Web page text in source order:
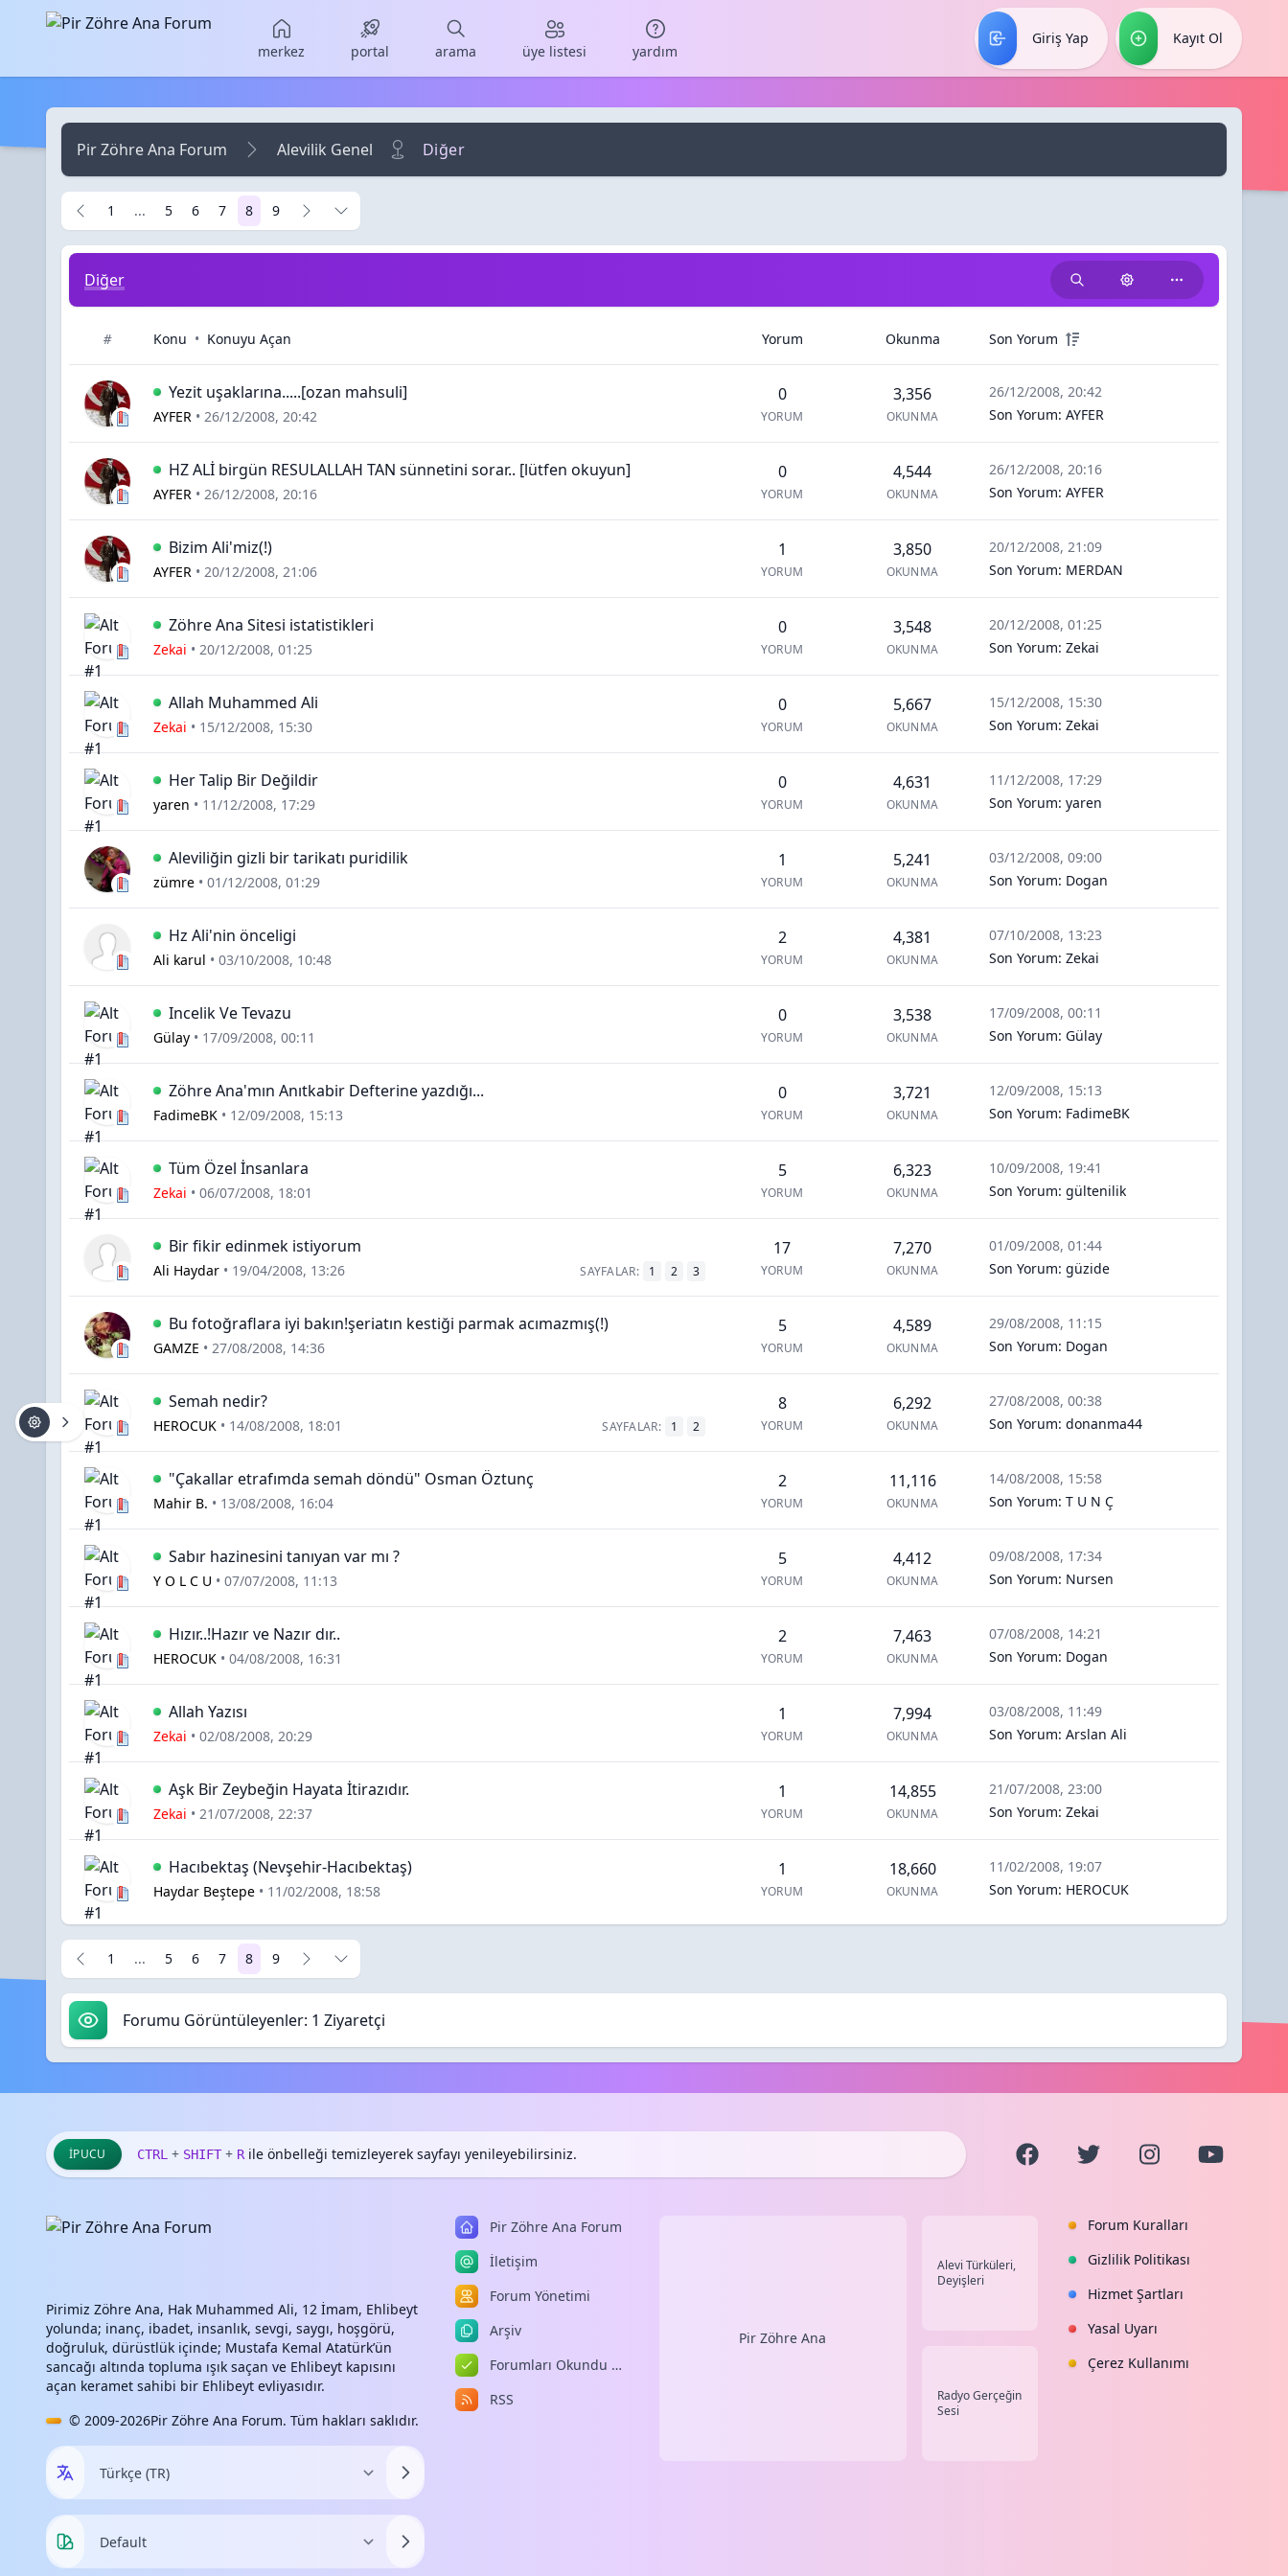
Skip to main content
merkez portal arama üye listesi yardım
Giriş Yap Kayıt Ol
Pir Zöhre Ana Forum Alevilik Genel Diğer
1 ... 5 6 7 8 9
Diğer
# Konu • Konuyu Açan Yorum Okunma Son Yorum
Yezit uşaklarına.....[ozan mahsuli]
AYFER • 26/12/2008, 20:42
0
YORUM
3,356
OKUNMA
26/12/2008, 20:42
Son Yorum: AYFER
HZ ALİ birgün RESULALLAH TAN sünnetini sorar.. [lütfen okuyun]
AYFER • 26/12/2008, 20:16
0
YORUM
4,544
OKUNMA
26/12/2008, 20:16
Son Yorum: AYFER
Bizim Ali'miz(!)
AYFER • 20/12/2008, 21:06
1
YORUM
3,850
OKUNMA
20/12/2008, 21:09
Son Yorum: MERDAN
Zöhre Ana Sitesi istatistikleri
Zekai • 20/12/2008, 01:25
0
YORUM
3,548
OKUNMA
20/12/2008, 01:25
Son Yorum: Zekai
Allah Muhammed Ali
Zekai • 15/12/2008, 15:30
0
YORUM
5,667
OKUNMA
15/12/2008, 15:30
Son Yorum: Zekai
Her Talip Bir Değildir
yaren • 11/12/2008, 17:29
0
YORUM
4,631
OKUNMA
11/12/2008, 17:29
Son Yorum: yaren
Aleviliğin gizli bir tarikatı puridilik
zümre • 01/12/2008, 01:29
1
YORUM
5,241
OKUNMA
03/12/2008, 09:00
Son Yorum: Dogan
Hz Ali'nin önceligi
Ali karul • 03/10/2008, 10:48
2
YORUM
4,381
OKUNMA
07/10/2008, 13:23
Son Yorum: Zekai
Incelik Ve Tevazu
Gülay • 17/09/2008, 00:11
0
YORUM
3,538
OKUNMA
17/09/2008, 00:11
Son Yorum: Gülay
Zöhre Ana'mın Anıtkabir Defterine yazdığı...
FadimeBK • 12/09/2008, 15:13
0
YORUM
3,721
OKUNMA
12/09/2008, 15:13
Son Yorum: FadimeBK
Tüm Özel İnsanlara
Zekai • 06/07/2008, 18:01
5
YORUM
6,323
OKUNMA
10/09/2008, 19:41
Son Yorum: gültenilik
Bir fikir edinmek istiyorum
Ali Haydar • 19/04/2008, 13:26 SAYFALAR: 1 2 3
17
YORUM
7,270
OKUNMA
01/09/2008, 01:44
Son Yorum: güzide
Bu fotoğraflara iyi bakın!şeriatın kestiği parmak acımazmış(!)
GAMZE • 27/08/2008, 14:36
5
YORUM
4,589
OKUNMA
29/08/2008, 11:15
Son Yorum: Dogan
Semah nedir?
HEROCUK • 14/08/2008, 18:01 SAYFALAR: 1 2
8
YORUM
6,292
OKUNMA
27/08/2008, 00:38
Son Yorum: donanma44
"Çakallar etrafımda semah döndü" Osman Öztunç
Mahir B. • 13/08/2008, 16:04
2
YORUM
11,116
OKUNMA
14/08/2008, 15:58
Son Yorum: T U N Ç
Sabır hazinesini tanıyan var mı ?
Y O L C U • 07/07/2008, 11:13
5
YORUM
4,412
OKUNMA
09/08/2008, 17:34
Son Yorum: Nursen
Hızır..!Hazır ve Nazır dır..
HEROCUK • 04/08/2008, 16:31
2
YORUM
7,463
OKUNMA
07/08/2008, 14:21
Son Yorum: Dogan
Allah Yazısı
Zekai • 02/08/2008, 20:29
1
YORUM
7,994
OKUNMA
03/08/2008, 11:49
Son Yorum: Arslan Ali
Aşk Bir Zeybeğin Hayata İtirazıdır.
Zekai • 21/07/2008, 22:37
1
YORUM
14,855
OKUNMA
21/07/2008, 23:00
Son Yorum: Zekai
Hacıbektaş (Nevşehir-Hacıbektaş)
Haydar Beştepe • 11/02/2008, 18:58
1
YORUM
18,660
OKUNMA
11/02/2008, 19:07
Son Yorum: HEROCUK
1 ... 5 6 7 8 9
Forumu Görüntüleyenler: 1 Ziyaretçi
İPUCU CTRL + SHIFT + Rile önbelleği temizleyerek sayfayı yenileyebilirsiniz.
Pirimiz Zöhre Ana, Hak Muhammed Ali, 12 İmam, Ehlibeyt
yolunda; inanç, ibadet, insanlık, sevgi, saygı, hoşgörü,
doğruluk, dürüstlük içinde; Mustafa Kemal Atatürk’ün
sancağı altında topluma ışık saçan ve Ehlibeyt kapısını
açan keramet sahibi bir Ehlibeyt evliyasıdır.
© 2009-2026Pir Zöhre Ana Forum. Tüm hakları saklıdır.
Pir Zöhre Ana Forum
İletişim
Forum Yönetimi
Arşiv
Forumları Okundu Kabul Et
RSS
Pir Zöhre Ana
Alevi Türküleri,
Deyişleri
Radyo Gerçeğin
Sesi
Forum Kuralları
Gizlilik Politikası
Hizmet Şartları
Yasal Uyarı
Çerez Kullanımı